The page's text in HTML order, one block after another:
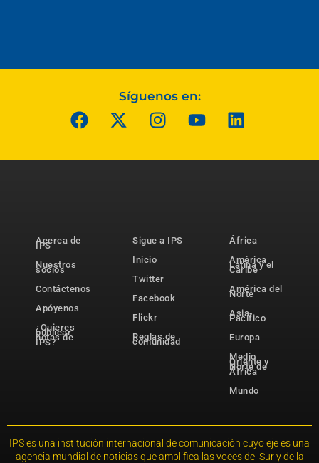
Síguenos en:
Acerca de
IPS
Nuestros
socios
Contáctenos
Apóyenos
¿Quieres
publicar
notas de
IPS?
Sigue a IPS
Inicio
Twitter
Facebook
Flickr
Reglas de
comunidad
África
América
Latina y el
Caribe
América del
Norte
Asia-
Pacífico
Europa
Medio
Oriente y
Norte de
África
Mundo
IPS es una institución internacional de comunicación cuyo eje es una
agencia mundial de noticias que amplifica las voces del Sur y de la